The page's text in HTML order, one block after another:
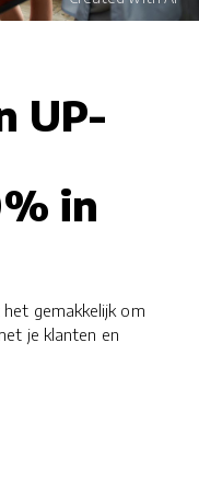
UP-
in
het gemakkelijk om
je klanten en